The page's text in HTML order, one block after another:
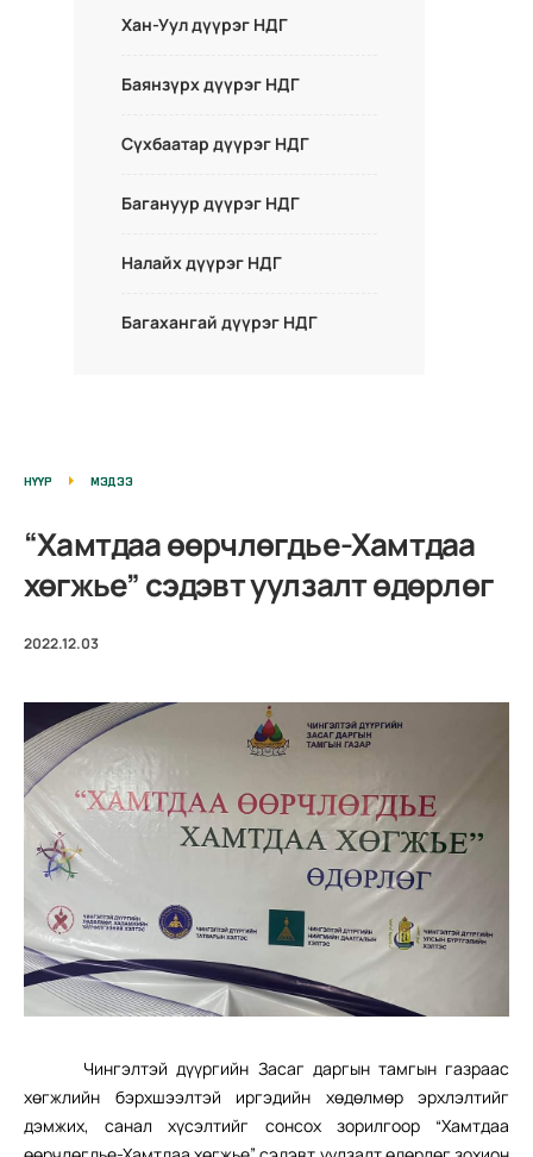
Хан-Уул дүүрэг НДГ
Баянзүрх дүүрэг НДГ
Сүхбаатар дүүрэг НДГ
Багануур дүүрэг НДГ
Налайх дүүрэг НДГ
Багахангай дүүрэг НДГ
НҮҮР МЭДЭЭ
“Хамтдаа өөрчлөгдье-Хамтдаа
хөгжье” сэдэвт уулзалт өдөрлөг
2022.12.03
Чингэлтэй дүүргийн Засаг даргын тамгын газраас
хөгжлийн бэрхшээлтэй иргэдийн хөдөлмөр эрхлэлтийг
дэмжих, санал хүсэлтийг сонсох зорилгоор “Хамтдаа